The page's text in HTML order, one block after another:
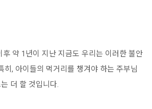
후 약 1년이 지난 지금도 우리는 이러한 불안
히, 아이들의 먹거리를 챙겨야 하는 주부님
더 할 것입니다.